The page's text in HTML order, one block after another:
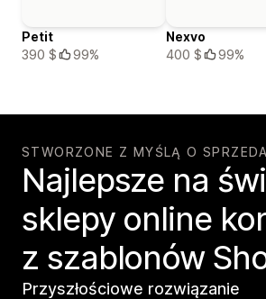
Petit
390 $
99%
Nexvo
400 $
99%
STWORZONE Z MYŚLĄ O
Najlepsze na
sklepy online
z szablonów
Przyszłościowe rozwiązanie